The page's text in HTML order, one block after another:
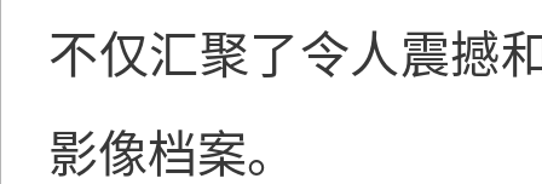
不仅汇聚了令人震撼
影像档案。